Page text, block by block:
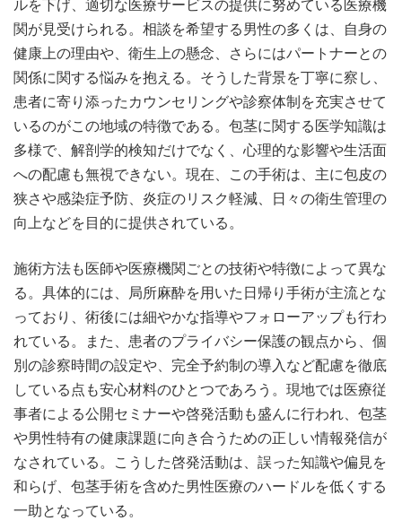
ルを下げ、適切な医療サービスの提供に努めている医療機
関が見受けられる。相談を希望する男性の多くは、自身の
健康上の理由や、衛生上の懸念、さらにはパートナーとの
関係に関する悩みを抱える。そうした背景を丁寧に察し、
患者に寄り添ったカウンセリングや診察体制を充実させて
いるのがこの地域の特徴である。包茎に関する医学知識は
多様で、解剖学的検知だけでなく、心理的な影響や生活面
への配慮も無視できない。現在、この手術は、主に包皮の
狭さや感染症予防、炎症のリスク軽減、日々の衛生管理の
向上などを目的に提供されている。
施術方法も医師や医療機関ごとの技術や特徴によって異な
る。具体的には、局所麻酔を用いた日帰り手術が主流とな
っており、術後には細やかな指導やフォローアップも行わ
れている。また、患者のプライバシー保護の観点から、個
別の診察時間の設定や、完全予約制の導入など配慮を徹底
している点も安心材料のひとつであろう。現地では医療従
事者による公開セミナーや啓発活動も盛んに行われ、包茎
や男性特有の健康課題に向き合うための正しい情報発信が
なされている。こうした啓発活動は、誤った知識や偏見を
和らげ、包茎手術を含めた男性医療のハードルを低くする
一助となっている。